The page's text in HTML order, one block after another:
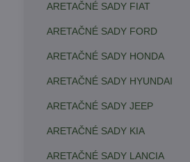
ARETAČNÉ SADY FIAT
ARETAČNÉ SADY FORD
ARETAČNÉ SADY HONDA
ARETAČNÉ SADY HYUNDAI
ARETAČNÉ SADY JEEP
ARETAČNÉ SADY KIA
ARETAČNÉ SADY LANCIA